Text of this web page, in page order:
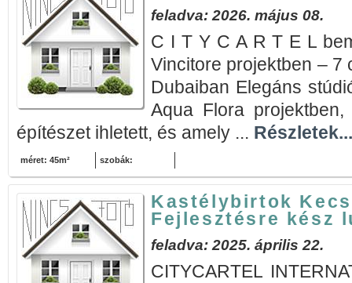
feladva: 2026. május 08.
C I T Y C A R T E L
Vincitore projektben – 7
Dubaiban Elegáns
Aqua Flora
építészet ihletett, és amely ... Részletek...
méret: 45m² szobák:
Kastélybirtok
Fejlesztésre kész
feladva: 2025. április 22.
CITYCARTEL